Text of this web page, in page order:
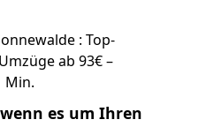
: Top-
ab 93€ –
Min.
es um Ihren